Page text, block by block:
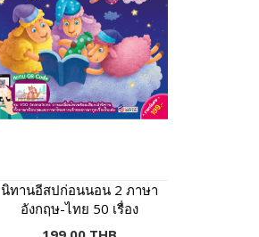
นิทานอีสปก่อนนอน 2 ภาษา
อังกฤษ-ไทย 50 เรื่อง